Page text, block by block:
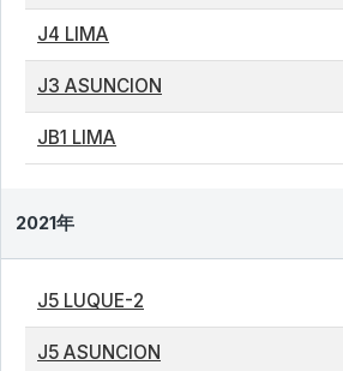
J4 LIMA
J3 ASUNCION
JB1 LIMA
2021年
J5 LUQUE-2
J5 ASUNCION